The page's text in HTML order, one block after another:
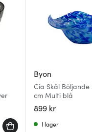
Byon
Cia Skål Böljande
cm Multi blå
899 kr
I lager